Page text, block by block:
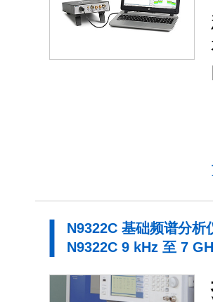
N9322C 基础频谱分析
N9322C 9 kHz 至 7